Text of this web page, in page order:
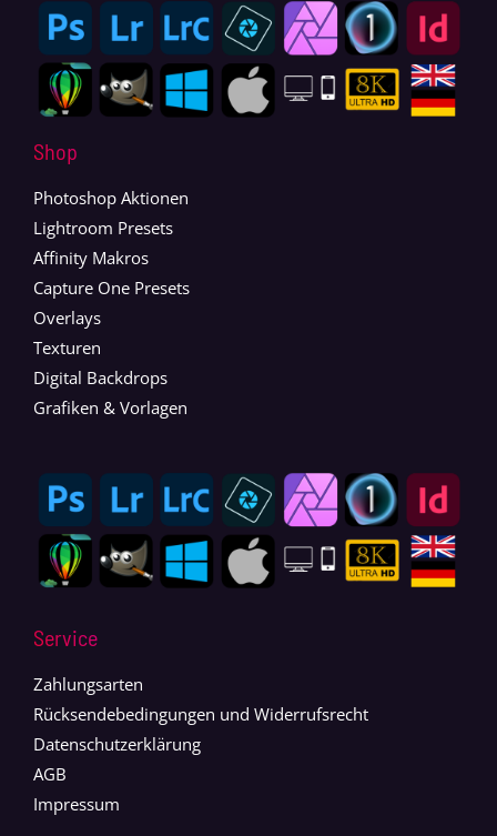
Shop
Photoshop Aktionen
Lightroom Presets
Affinity Makros
Capture One Presets
Overlays
Texturen
Digital Backdrops
Grafiken & Vorlagen
Service
Zahlungsarten
Rücksendebedingungen und Widerrufsrecht
Datenschutzerklärung
AGB
Impressum